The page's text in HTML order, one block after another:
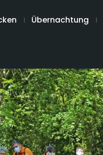
Übernachtung